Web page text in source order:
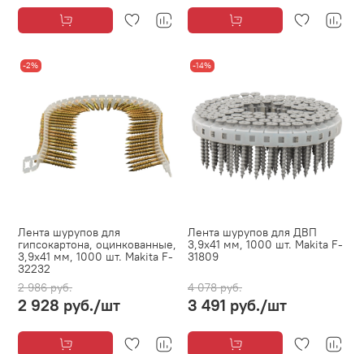
-2%
Лента шурупов для
гипсокартона, оцинкованные,
3,9х41 мм, 1000 шт. Makita F-
32232
2 986 руб.
2 928 руб./шт
-14%
Лента шурупов для ДВП
3,9х41 мм, 1000 шт. Makita F-
31809
4 078 руб.
3 491 руб./шт